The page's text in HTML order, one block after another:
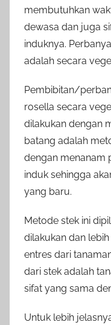
membutuhkan
dewasa dan juga
induknya.
adalah secara
Pembibitan/
rosella secara
dilakukan dengan
batang adalah
dengan menanam
induk sehingga
yang baru.
Metode stek ini
dilakukan dan
entres dari
dari stek adalah
sifat yang sama
Untuk lebih